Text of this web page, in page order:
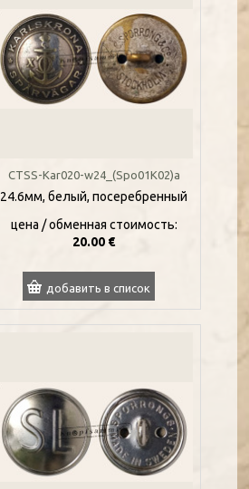
CTSS-Kar020-w24_(Spo01K02)a
24.6мм, белый, посеребренный
цена / oбменная стоимость:
20.00 €
добавить в список